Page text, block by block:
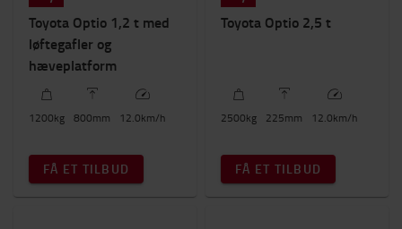
Toyota Optio 1,2 t med
løftegafler og
hæveplatform
1200kg 800mm 12.0km/h
FÅ ET TILBUD
Toyota Optio 2,5 t
2500kg 225mm 12.0km/h
FÅ ET TILBUD